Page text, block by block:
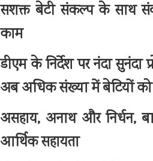
सशक्त बेटी संकल्प के साथ
काम
डीएम के निर्देश पर नंदा
अब अधिक संख्या में बेटियों
असहाय, अनाथ और निर्धन,
आर्थिक सहायता